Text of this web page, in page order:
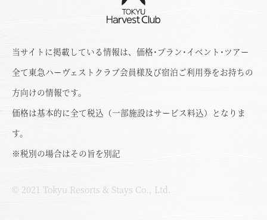
当サイトに掲載している情報は、価格･プラン･イベント･ツアー
全て東急ハーヴェストクラブ会員様及び宿泊ご利用券をお持ちの
方向けの情報です。
価格は基本的に全て税込（一部施設はサービス料込）となりま
す。
※税別の場合はその旨を別記
© 2021 Tokyu Resorts & Stays Co., Ltd.